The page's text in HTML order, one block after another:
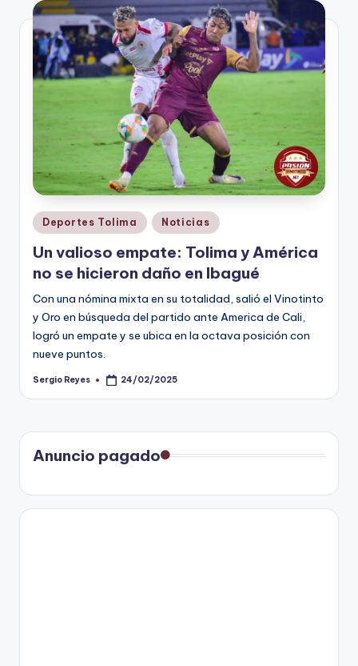
V
n
ti
n
t
o
Publicado
en
Deportes Tolima Noticias
Un valioso empate: Tolima y América
no se hicieron daño en Ibagué
Con una nómina mixta en su totalidad, salió el Vinotinto
y Oro en búsqueda del partido ante America de Cali,
logró un empate y se ubica en la octava posición con
nueve puntos.
Publicado
Sergio Reyes 24/02/2025
Anuncio pagado